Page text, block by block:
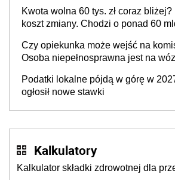
Kwota wolna 60 tys. zł coraz bliżej?
koszt zmiany. Chodzi o ponad 60
Czy opiekunka może wejść na
Osoba niepełnosprawna jest na
Podatki lokalne pójdą w górę w
ogłosił nowe stawki
Kalkulatory
Kalkulator składki zdrowotnej dla